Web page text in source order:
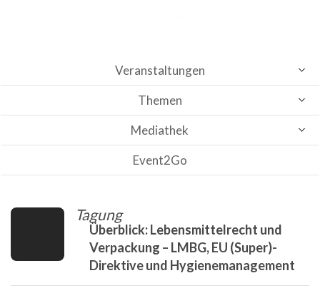
Veranstaltungen
Themen
Mediathek
Event2Go
Tagung
Überblick: Lebensmittelrecht und
Verpackung – LMBG, EU (Super)-
Direktive und Hygienemanagement